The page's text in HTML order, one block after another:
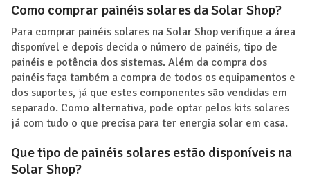
Como comprar painéis solares da Solar Shop?
Para comprar painéis solares na Solar Shop verifique a área
disponível e depois decida o número de painéis, tipo de
painéis e potência dos sistemas. Além da compra dos
painéis faça também a compra de todos os equipamentos e
dos suportes, já que estes componentes são vendidas em
separado. Como alternativa, pode optar pelos kits solares
já com tudo o que precisa para ter energia solar em casa.
Que tipo de painéis solares estão disponíveis na
Solar Shop?